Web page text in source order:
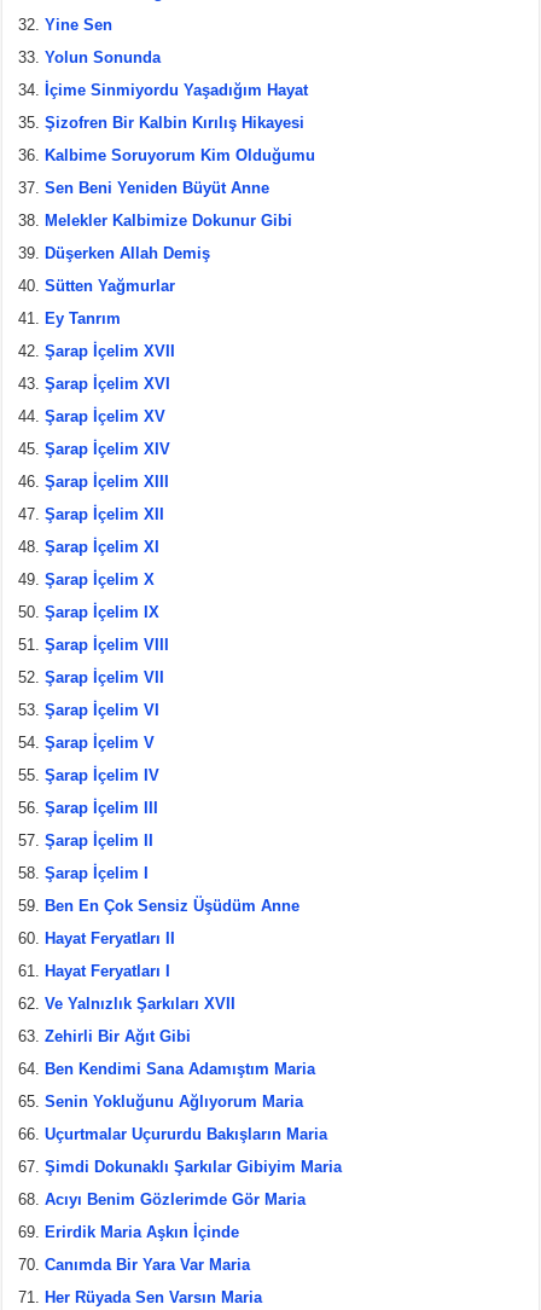
Yine Sen
Yolun Sonunda
İçime Sinmiyordu Yaşadığım Hayat
Şizofren Bir Kalbin Kırılış Hikayesi
Kalbime Soruyorum Kim Olduğumu
Sen Beni Yeniden Büyüt Anne
Melekler Kalbimize Dokunur Gibi
Düşerken Allah Demiş
Sütten Yağmurlar
Ey Tanrım
Şarap İçelim XVII
Şarap İçelim XVI
Şarap İçelim XV
Şarap İçelim XIV
Şarap İçelim XIII
Şarap İçelim XII
Şarap İçelim XI
Şarap İçelim X
Şarap İçelim IX
Şarap İçelim VIII
Şarap İçelim VII
Şarap İçelim VI
Şarap İçelim V
Şarap İçelim IV
Şarap İçelim III
Şarap İçelim II
Şarap İçelim I
Ben En Çok Sensiz Üşüdüm Anne
Hayat Feryatları II
Hayat Feryatları I
Ve Yalnızlık Şarkıları XVII
Zehirli Bir Ağıt Gibi
Ben Kendimi Sana Adamıştım Maria
Senin Yokluğunu Ağlıyorum Maria
Uçurtmalar Uçururdu Bakışların Maria
Şimdi Dokunaklı Şarkılar Gibiyim Maria
Acıyı Benim Gözlerimde Gör Maria
Erirdik Maria Aşkın İçinde
Canımda Bir Yara Var Maria
Her Rüyada Sen Varsın Maria